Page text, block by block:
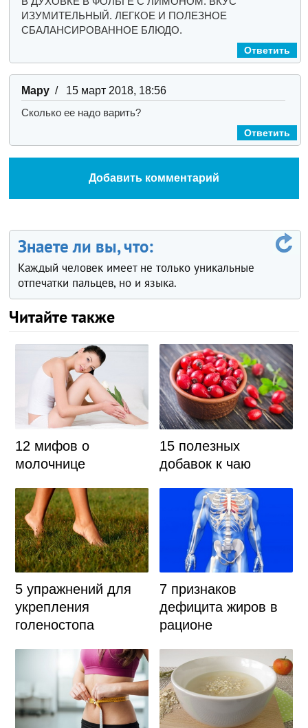
ИЗУМИТЕЛЬНЫЙ. ЛЕГКОЕ И ПОЛЕЗНОЕ
СБАЛАНСИРОВАННОЕ БЛЮДО.
Ответить
Мару/ 15 март 2018, 18:56
Сколько ее надо варить?
Ответить
Добавить комментарий
Знаете ли вы, что:
Каждый человек имеет не только уникальные
отпечатки пальцев, но и языка.
Читайте также
12 мифов о
молочнице
15 полезных
добавок к чаю
5 упражнений для
укрепления
голеностопа
7 признаков
дефицита жиров в
рационе